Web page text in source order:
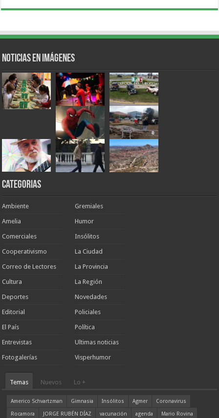
Noticias en Imágenes
Categorias
Ambiente
Amelia
Comerciales
Cooperativismo
Correo de Lectores
Cultura
Deportes
Editorial
El País
Entrevistas
Fotogalerías
Gremiales
Humor
Insólitos
La Ciudad
La Provincia
La Región
Novedades
Policiales
Política
Ultimas noticias
Visperhumor
Temas Nuevos Lo +
Americo Schvartzman Gimnasia Insólitos Agmer
Coronavirus
Rocamora
JORGE RUBÉN DÍAZ vacunación agenda
Mario Rovina